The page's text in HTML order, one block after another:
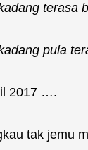
terasa
pula
2017 ….
tak jemu